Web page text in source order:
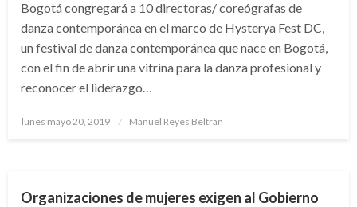
Bogotá congregará a 10 directoras/ coreógrafas de
danza contemporánea en el marco de Hysterya Fest DC,
un festival de danza contemporánea que nace en Bogotá,
con el fin de abrir una vitrina para la danza profesional y
reconocer el liderazgo…
Publicado
lunes mayo 20, 2019 Manuel Reyes Beltran
Organizaciones de mujeres exigen al Gobierno